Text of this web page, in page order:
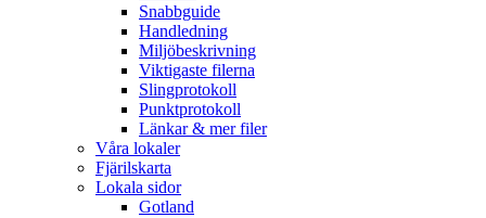
Snabbguide
Handledning
Miljöbeskrivning
Viktigaste filerna
Slingprotokoll
Punktprotokoll
Länkar & mer filer
Våra lokaler
Fjärilskarta
Lokala sidor
Gotland